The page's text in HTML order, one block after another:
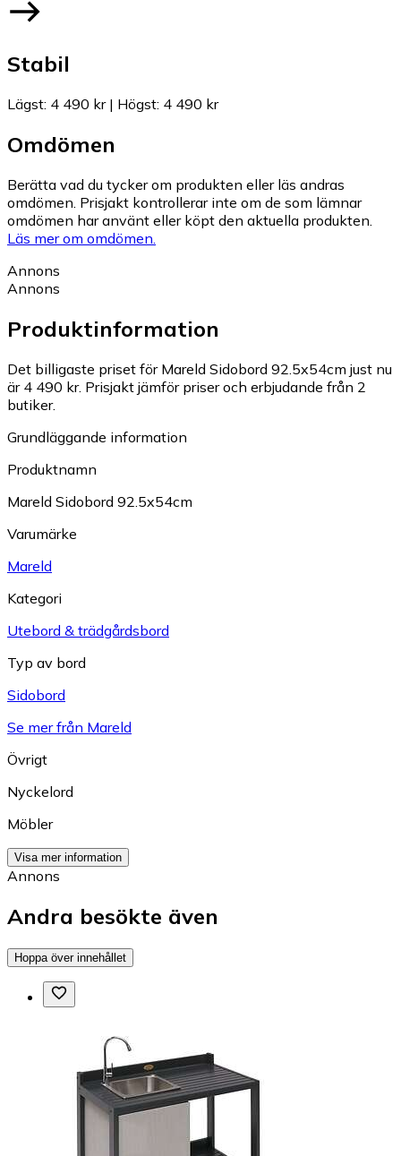
Stabil
Lägst: 4 490 kr| Högst: 4 490 kr
Omdömen
Berätta vad du tycker om produkten eller läs andras
omdömen. Prisjakt kontrollerar inte om de som lämnar
omdömen har använt eller köpt den aktuella produkten.
Läs mer om omdömen.
Annons
Annons
Produktinformation
Det billigaste priset för Mareld Sidobord 92.5x54cm just nu
är 4 490 kr. Prisjakt jämför priser och erbjudande från 2
butiker.
Grundläggande information
Produktnamn
Mareld Sidobord 92.5x54cm
Varumärke
Mareld
Kategori
Utebord & trädgårdsbord
Typ av bord
Sidobord
Se mer från Mareld
Övrigt
Nyckelord
Möbler
Visa mer information
Annons
Andra besökte även
Hoppa över innehållet